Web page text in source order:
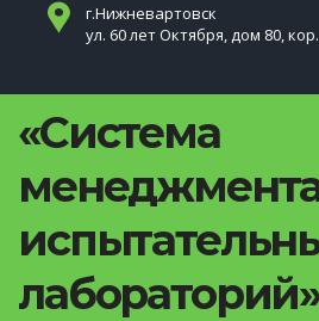
г.Нижневартовск
ул. 60 лет Октября, дом 80,
«Система